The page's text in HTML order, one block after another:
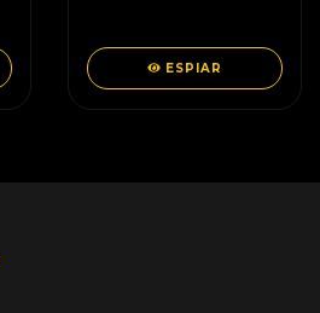
11562
ESPIAR